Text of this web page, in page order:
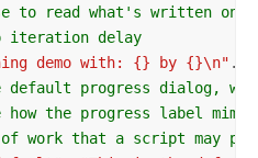
to read what's written on
iteration delay
demo with: {} by {}\n"
default progress dialog,
the progress label
work that a script may